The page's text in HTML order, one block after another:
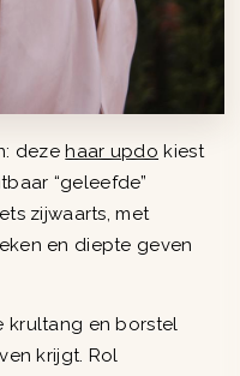
dezehaar updo kiest
“geleefde”
zijwaarts, met
en diepte geven
krultang en borstel
krijgt. Rol